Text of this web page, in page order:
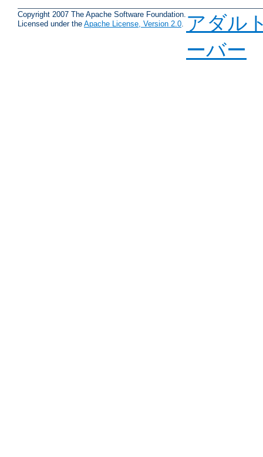
Copyright 2007 The Apache Software Foundation.
Licensed under the Apache License, Version 2.0. アダル
ーバー